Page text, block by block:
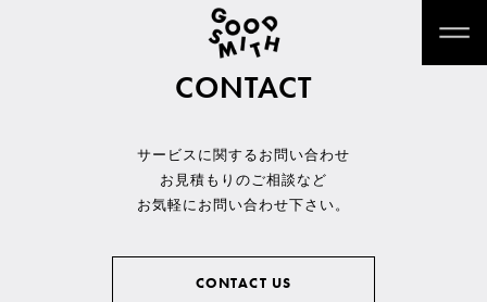
CONTACT
サービスに関するお問い合わせ
お見積もりのご相談など
お気軽にお問い合わせ下さい。
CONTACT US